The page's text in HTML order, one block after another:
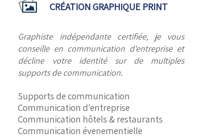
CRÉATION GRAPHIQUE PRINT
Graphiste indépendante certifiée, je vous
conseille en communication d'entreprise et
décline votre identité sur de multiples
supports de communication.
Supports de communication
Communication d'entreprise
Communication hôtels & restaurants
Communication évenementielle